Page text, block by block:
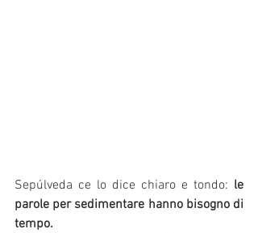
Sepúlveda ce lo dice chiaro e tondo: le
parole per sedimentare hanno bisogno di
tempo.